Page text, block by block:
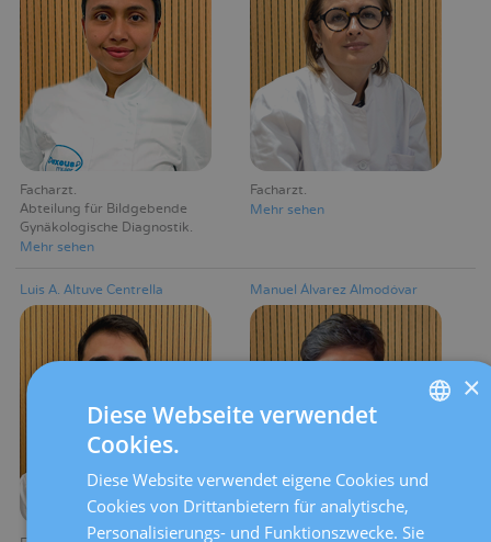
Facharzt
Abteilung für Bildgebende
Gynäkologische Diagnostik
Mehr sehen
Facharzt
Mehr sehen
Luis A. Altuve Centrella Manuel Álvarez Almodóvar
CATALÀ
×
Diese Webseite verwendet
Cookies.
Diese Website verwendet eigene Cookies und
Cookies von Drittanbietern für analytische,
Personalisierungs- und Funktionszwecke. Sie